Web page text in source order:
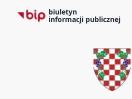
biuletyn
informacji publicznej